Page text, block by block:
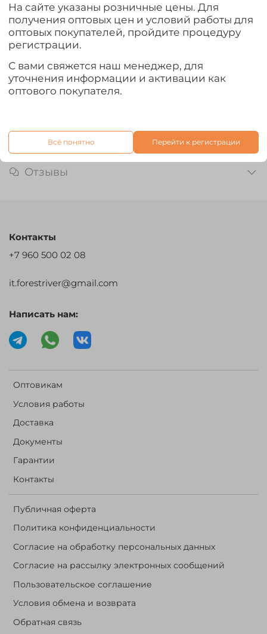
прилегание и не позволяет носку сползти в обувь.
Материал – сочетание акрила, полиэстра и эластана,
благодаря чему, теплый воздух не уходит наружу, а
создает теплую прослойку между ногой и носком, не
позволяя холодному воздуху проникать внутрь.
Особенная структура волокна быстро впитывает и
выводит наружу влагу, оставляя ноги сухими и
Характеристики
Отзывы
Оптовикам
Условия работы
Доставка
Документы
Гарантии
Контакты
Публичная оферта
Политика конфиденциальности
Согласие на обработку персональных данных
Согласие на рассылку электронных сообщений
Пользовательское соглашение
Условия обмена и возврата
Обратная связь
Контакты
+7 960 500 02 08
it.forestriver@gmail.com
Написать нам:
На сайте указаны розничные цены. Для
получения оптовых цен и условий работы для
оптовых покупателей, пройдите процедуру
регистрации.
С вами свяжется наш менеджер, для
уточнения информации и активации как
оптового покупателя.
Всё понятно Перейти к регистрации